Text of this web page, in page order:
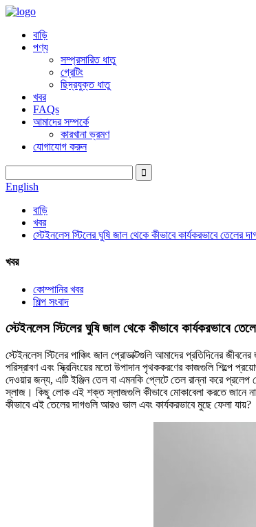
বাড়ি
পণ্য
সম্প্রসারিত ধাতু
গ্রেটিং
ছিদ্রযুক্ত ধাতু
খবর
FAQs
আমাদের সম্পর্কে
কারখানা ভ্রমণ
যোগাযোগ করুন
English
বাড়ি
খবর
স্টেইনলেস স্টিলের ঘুষি জাল থেকে কীভাবে কার্যকরভাবে তেলের
খবর
কোম্পানির খবর
শিল্প সংবাদ
স্টেইনলেস স্টিলের ঘুষি জাল থেকে কীভাবে কার্যকরভাবে
স্টেইনলেস স্টিলের পাঞ্চিং জাল প্রোডাক্টগুলি আমাদের প্রতিদিনের
পরিস্রাবণ এবং স্ক্রিনিংয়ের মতো উপাদান পৃথককরণের কাজগুলি শিল্পে
দেওয়ার জন্য, এটি ইঞ্জিন তেল বা এমনকি প্লেটে তেল রান্না করে
স্লাজ। কিছু লোক এই শক্ত স্লাজগুলি কীভাবে মোকাবেলা করতে জানে
কীভাবে এই তেলের দাগগুলি আরও ভাল এবং কার্যকরভাবে মুছে ফেলা যায়?